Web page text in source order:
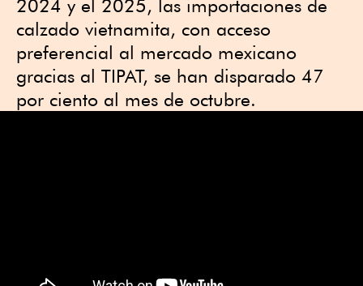
2024 y el 2025, las importaciones de
calzado vietnamita, con acceso
preferencial al mercado mexicano
gracias al TIPAT, se han disparado 47
por ciento al mes de octubre.